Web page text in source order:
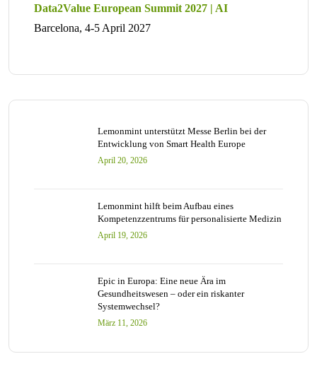
Data2Value European Summit 2027 | AI
Barcelona, 4-5 April 2027
Lemonmint unterstützt Messe Berlin bei der
Entwicklung von Smart Health Europe
April 20, 2026
Lemonmint hilft beim Aufbau eines
Kompetenzzentrums für personalisierte Medizin
April 19, 2026
Epic in Europa: Eine neue Ära im
Gesundheitswesen – oder ein riskanter
Systemwechsel?
März 11, 2026